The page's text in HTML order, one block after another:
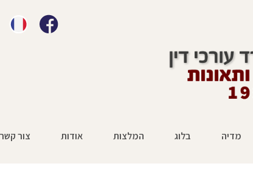
מדיה בלוג המלצות אודות צור קשר